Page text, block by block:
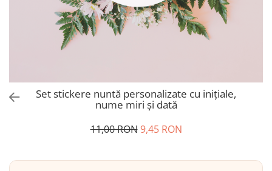
Set stickere nuntă personalizate cu inițiale,
nume miri și dată
11,00 RON 9,45 RON